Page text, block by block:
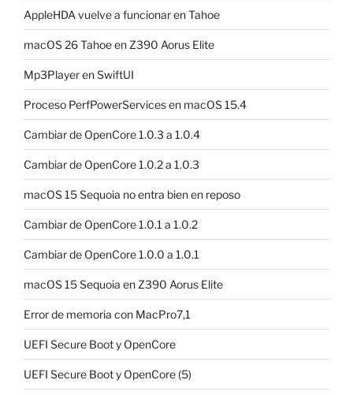
AppleHDA vuelve a funcionar en Tahoe
macOS 26 Tahoe en Z390 Aorus Elite
Mp3Player en SwiftUI
Proceso PerfPowerServices en macOS 15.4
Cambiar de OpenCore 1.0.3 a 1.0.4
Cambiar de OpenCore 1.0.2 a 1.0.3
macOS 15 Sequoia no entra bien en reposo
Cambiar de OpenCore 1.0.1 a 1.0.2
Cambiar de OpenCore 1.0.0 a 1.0.1
macOS 15 Sequoia en Z390 Aorus Elite
Error de memoria con MacPro7,1
UEFI Secure Boot y OpenCore
UEFI Secure Boot y OpenCore (5)